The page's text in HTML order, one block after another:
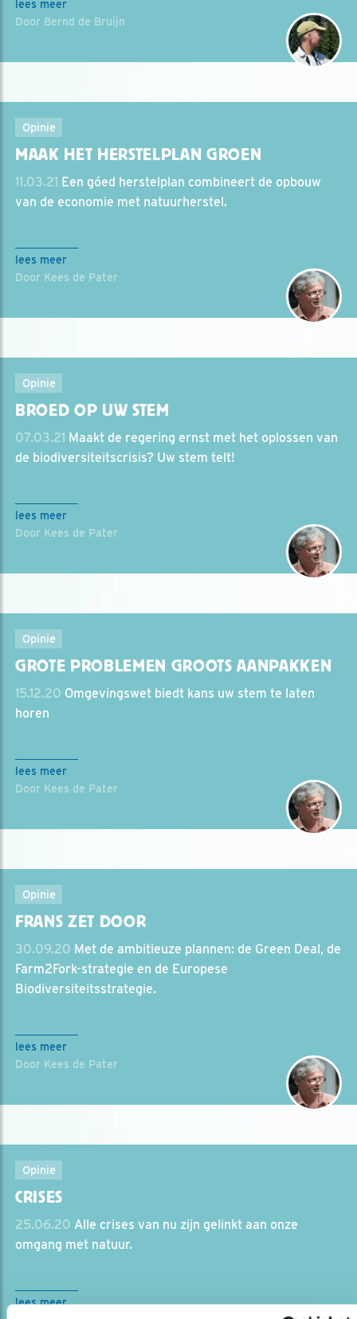
lees meer
Door Bernd de Bruijn
Opinie
MAAK HET HERSTELPLAN GROEN
11.03.21 Een góed herstelplan combineert de opbouw
van de economie met natuurherstel.
lees meer
Door Kees de Pater
Opinie
BROED OP UW STEM
07.03.21 Maakt de regering ernst met het oplossen van
de biodiversiteitscrisis? Uw stem telt!
lees meer
Door Kees de Pater
Opinie
GROTE PROBLEMEN GROOTS AANPAKKEN
15.12.20 Omgevingswet biedt kans uw stem te laten
horen
lees meer
Door Kees de Pater
Opinie
FRANS ZET DOOR
30.09.20 Met de ambitieuze plannen: de Green Deal, de
Farm2Fork-strategie en de Europese
Biodiversiteitsstrategie.
lees meer
Door Kees de Pater
Opinie
CRISES
25.06.20 Alle crises van nu zijn gelinkt aan onze
omgang met natuur.
lees meer